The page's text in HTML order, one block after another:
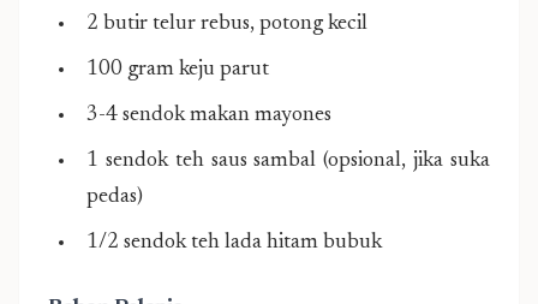
2 butir telur rebus, potong kecil
100 gram keju parut
3-4 sendok makan mayones
1 sendok teh saus sambal (opsional, jika suka
pedas)
1/2 sendok teh lada hitam bubuk